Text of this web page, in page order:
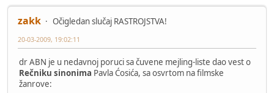
zakk Očigledan slučaj RASTROJSTVA!
20-03-2009, 19:02:11
dr ABN je u nedavnoj poruci sa čuvene mejling-liste dao vest o
Rečniku sinonima Pavla Ćosića, sa osvrtom na filmske
žanrove: